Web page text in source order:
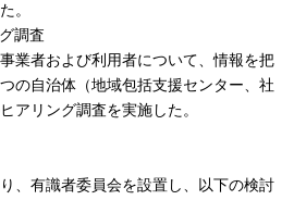
。
調査
業者および利用者について、情報を把
の自治体（地域包括支援センター、社
アリング調査を実施した。
、有識者委員会を設置し、以下の検討